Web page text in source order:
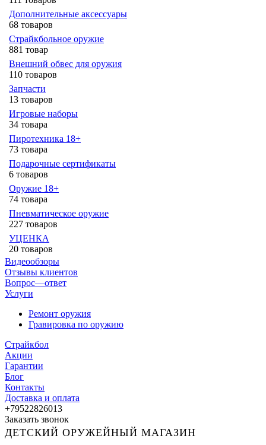
Дополнительные аксессуары
68 товаров
Страйкбольное оружие
881 товар
Внешний обвес для оружия
110 товаров
Запчасти
13 товаров
Игровые наборы
34 товара
Пиротехника 18+
73 товара
Подарочные сертификаты
6 товаров
Оружие 18+
74 товара
Пневматическое оружие
227 товаров
УЦЕНКА
20 товаров
Видеообзоры
Отзывы клиентов
Вопрос—ответ
Услуги
Ремонт оружия
Гравировка по оружию
Страйкбол
Акции
Гарантии
Блог
Контакты
Доставка и оплата
+79522826013
Заказать звонок
ДЕТСКИЙ ОРУЖЕЙНЫЙ МАГАЗИН